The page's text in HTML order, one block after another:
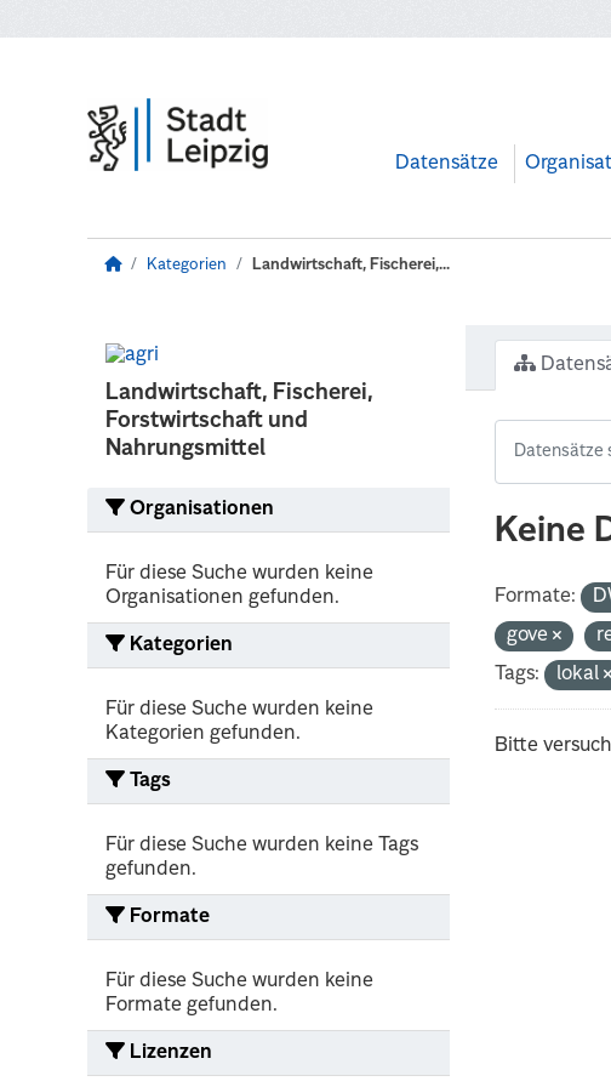
Datensätze
Kategorien Landwirtschaft, Fischerei,...
Landwirtschaft, Fischerei,
Forstwirtschaft und
Nahrungsmittel
Organisationen
Für diese Suche wurden keine
Organisationen gefunden.
Kategorien
Für diese Suche wurden keine
Kategorien gefunden.
Tags
Für diese Suche wurden keine Tags
gefunden.
Formate
Für diese Suche wurden keine
Formate gefunden.
Lizenzen
Keine
Formate:
gove
Tags:
lokal
Bitte